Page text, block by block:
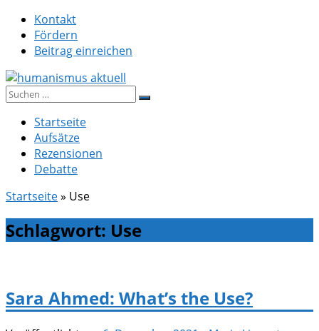
Zum
Inhalt
springen
Kontakt
Fördern
Beitrag einreichen
humanismus aktuell
Suche
Startseite
Aufsätze
Rezensionen
Debatte
Startseite» Use
Schlagwort: Use
Sara Ahmed: What’s the Use?